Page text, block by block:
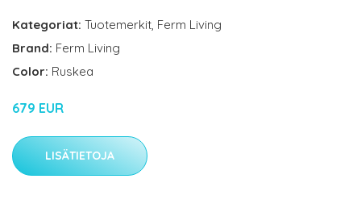
Kategoriat: Tuotemerkit, Ferm Living
Brand: Ferm Living
Color: Ruskea
679 EUR
LISÄTIETOJA